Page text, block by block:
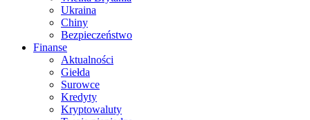
Ukraina
Chiny
Bezpieczeństwo
Finanse
Aktualności
Giełda
Surowce
Kredyty
Kryptowaluty